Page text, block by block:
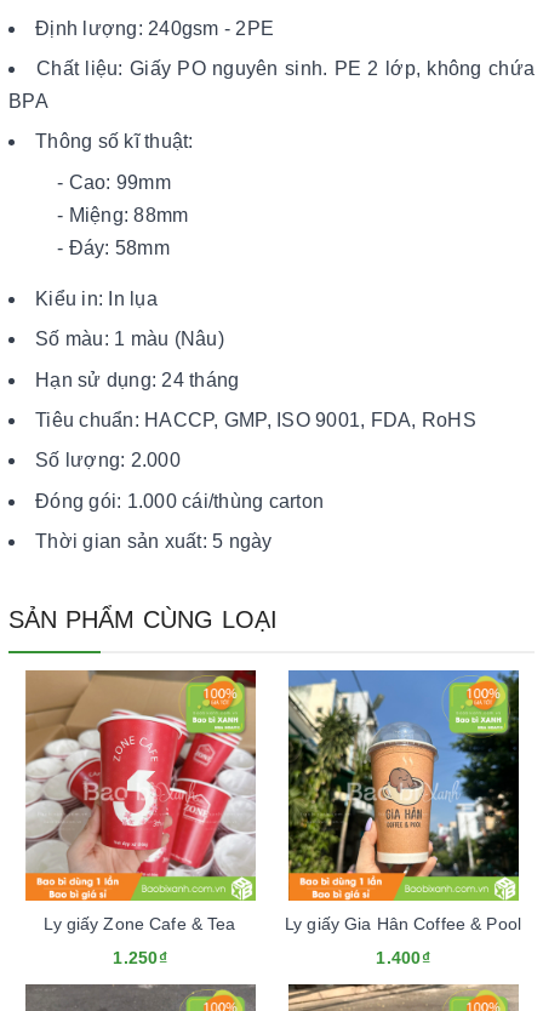
Định lượng: 240gsm - 2PE
Chất liệu: Giấy PO nguyên sinh. PE 2 lớp, không chứa
BPA
Thông số kĩ thuật:
- Cao: 99mm
- Miệng: 88mm
- Đáy: 58mm
Kiểu in: In lụa
Số màu: 1 màu (Nâu)
Hạn sử dụng: 24 tháng
Tiêu chuẩn: HACCP, GMP, ISO 9001, FDA, RoHS
Số lượng: 2.000
Đóng gói: 1.000 cái/thùng carton
Thời gian sản xuất: 5 ngày
SẢN PHẨM CÙNG LOẠI
Ly giấy Zone Cafe & Tea
1.250₫
Ly giấy Gia Hân Coffee & Pool
1.400₫